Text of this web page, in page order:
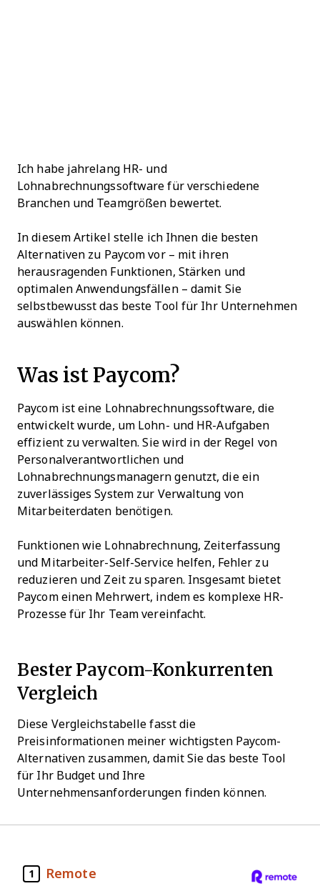
Ich habe jahrelang HR- und
Lohnabrechnungssoftware für verschiedene
Branchen und Teamgrößen bewertet.
In diesem Artikel stelle ich Ihnen die besten
Alternativen zu Paycom vor – mit ihren
herausragenden Funktionen, Stärken und
optimalen Anwendungsfällen – damit Sie
selbstbewusst das beste Tool für Ihr Unternehmen
auswählen können.
Was ist Paycom?
Paycom ist eine Lohnabrechnungssoftware, die
entwickelt wurde, um Lohn- und HR-Aufgaben
effizient zu verwalten. Sie wird in der Regel von
Personalverantwortlichen und
Lohnabrechnungsmanagern genutzt, die ein
zuverlässiges System zur Verwaltung von
Mitarbeiterdaten benötigen.
Funktionen wie Lohnabrechnung, Zeiterfassung
und Mitarbeiter-Self-Service helfen, Fehler zu
reduzieren und Zeit zu sparen. Insgesamt bietet
Paycom einen Mehrwert, indem es komplexe HR-
Prozesse für Ihr Team vereinfacht.
Bester Paycom-Konkurrenten
Vergleich
Diese Vergleichstabelle fasst die
Preisinformationen meiner wichtigsten Paycom-
Alternativen zusammen, damit Sie das beste Tool
für Ihr Budget und Ihre
Unternehmensanforderungen finden können.
1 Remote